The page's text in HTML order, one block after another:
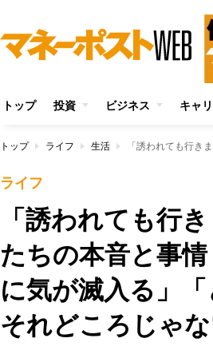
トップ 投資 ビジネス キャ
トップ ライフ 生活
ライフ
「誘われても行
たちの本音と事
に気が滅入る」
それどころじゃな